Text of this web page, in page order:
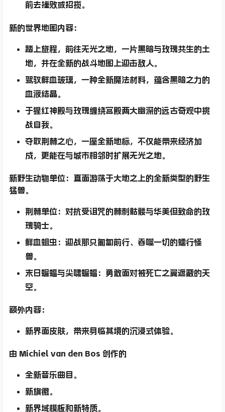
前去挫败或招揽。
新的世界地图内容：
踏上旅程，前往无光之地 ，一片黑暗与玫瑰共生的土
地，并在全新的战斗地图上迎击敌人。
驾驭鲜血玻璃，一种全新魔法材料，蕴含黑暗之力的
血液结晶。
于猩红神殿与玫瑰缠绕宫殿两大幽深的远古奇观中挑
战自我。
夺取荆棘之心， 一座全新地标，不仅能带来经济加
成，更能在与城市相邻时扩展无光之地。
新野生动物单位： 直面游荡于大地之上的全新类型的野生
猛兽。
荆棘单位 ：对抗受诅咒的棘刺骷髅与华美但致命的玫
瑰骑士
鲜血蛆虫 ：迎战那只匍匐前行、吞噬一切的蠕行怪
兽。
末日蝙蝠与尖啸蝙蝠：勇敢面对被死亡之翼遮蔽的天
空。
额外内容：
新界面皮肤，带来身临其境的沉浸式体验。
由 Michiel van den Bos 创作的
全新音乐曲目
新旗徽
新界域模板和新特质。